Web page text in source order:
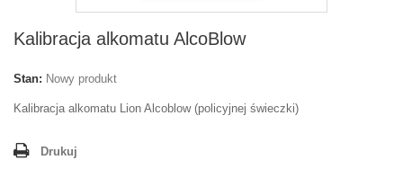
Kalibracja alkomatu AlcoBlow
Stan: Nowy produkt
Kalibracja alkomatu Lion Alcoblow (policyjnej świeczki)
Drukuj